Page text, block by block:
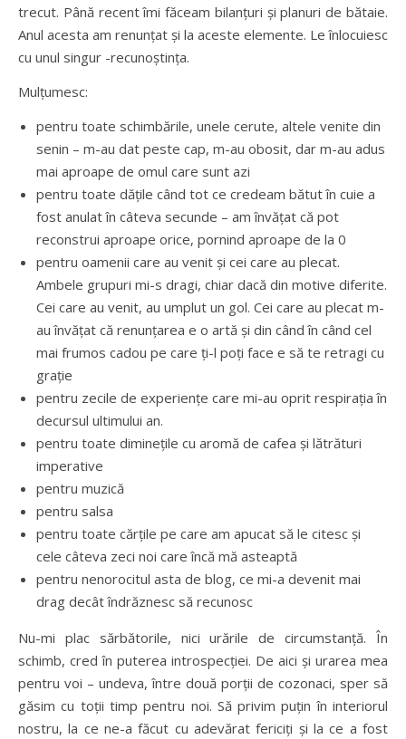
trecut. Până recent îmi făceam bilanțuri și planuri de bătaie.
Anul acesta am renunțat și la aceste elemente. Le înlocuiesc
cu unul singur -recunoștința.
Mulțumesc:
pentru toate schimbările, unele cerute, altele venite din
senin – m-au dat peste cap, m-au obosit, dar m-au adus
mai aproape de omul care sunt azi
pentru toate dățile când tot ce credeam bătut în cuie a
fost anulat în câteva secunde – am învățat că pot
reconstrui aproape orice, pornind aproape de la 0
pentru oamenii care au venit și cei care au plecat.
Ambele grupuri mi-s dragi, chiar dacă din motive diferite.
Cei care au venit, au umplut un gol. Cei care au plecat m-
au învățat că renunțarea e o artă și din când în când cel
mai frumos cadou pe care ți-l poți face e să te retragi cu
grație
pentru zecile de experiențe care mi-au oprit respirația în
decursul ultimului an.
pentru toate diminețile cu aromă de cafea și lătrături
imperative
pentru muzică
pentru salsa
pentru toate cărțile pe care am apucat să le citesc și
cele câteva zeci noi care încă mă asteaptă
pentru nenorocitul asta de blog, ce mi-a devenit mai
drag decât îndrăznesc să recunosc
Nu-mi plac sărbătorile, nici urările de circumstanță. În
schimb, cred în puterea introspecției. De aici și urarea mea
pentru voi – undeva, între două porții de cozonaci, sper să
găsim cu toții timp pentru noi. Să privim puțin în interiorul
nostru, la ce ne-a făcut cu adevărat fericiți și la ce a fost